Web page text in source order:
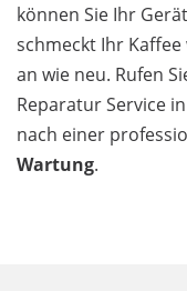
können Sie Ihr Gerät
schmeckt Ihr
an wie neu. Rufen
Reparatur Service
nach einer
Wartung.